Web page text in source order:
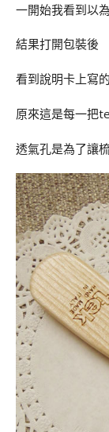
一開始我看到以
結果打開包裝後
看到說明卡上寫
原來這是每一把
透氣孔是為了讓